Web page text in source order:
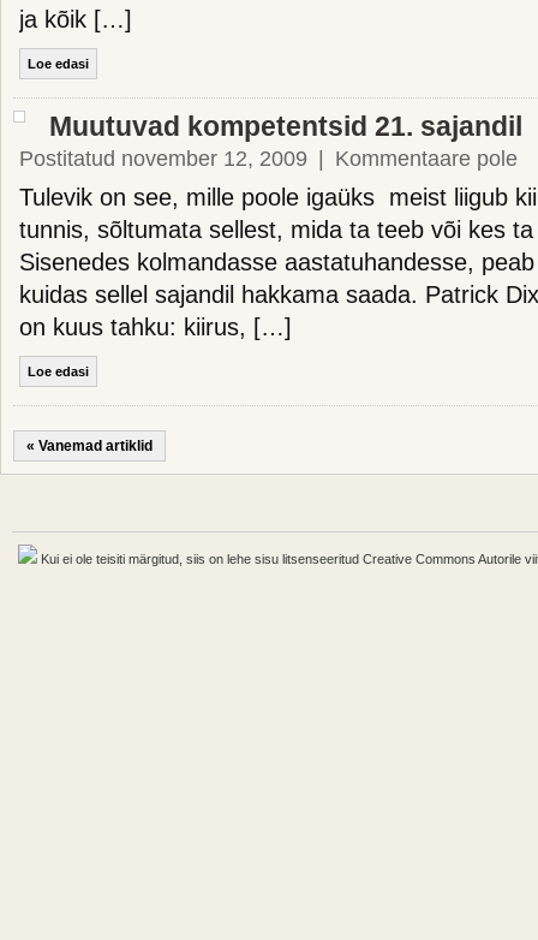
ja kõik […]
Loe edasi
Muutuvad kompetentsid 21. sajandil
Postitatud november 12, 2009 Kommentaare pole
Tulevik on see, mille poole igaüks meist liigub
tunnis, sõltumata sellest, mida ta teeb või kes
Sisenedes kolmandasse aastatuhandesse,
kuidas sellel sajandil hakkama saada. Patrick
on kuus tahku: kiirus, […]
Loe edasi
« Vanemad artiklid
Kui ei ole teisiti märgitud, siis on lehe sisu litsenseeritud Creative Commons Autorile